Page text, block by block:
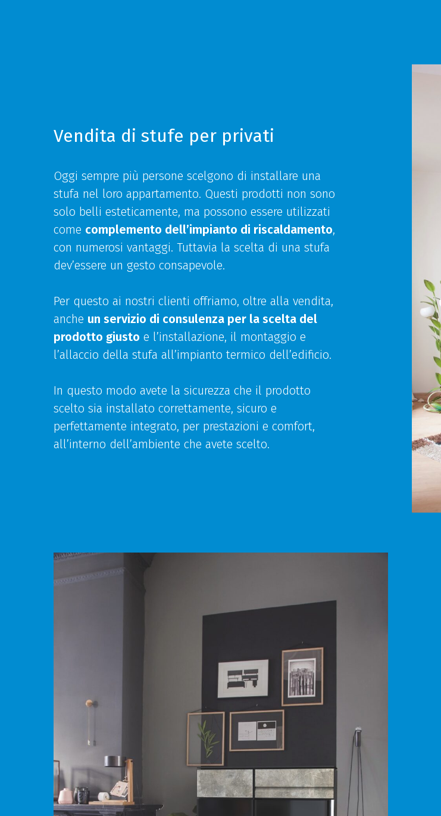
Vendita di stufe per privati
Oggi sempre più persone scelgono di installare una
stufa nel loro appartamento. Questi prodotti non sono
solo belli esteticamente, ma possono essere utilizzati
come complemento dell’impianto di riscaldamento,
con numerosi vantaggi. Tuttavia la scelta di una stufa
dev’essere un gesto consapevole.
Per questo ai nostri clienti offriamo, oltre alla vendita,
anche un servizio di consulenza per la scelta del
prodotto giusto e l’installazione, il montaggio e
l’allaccio della stufa all’impianto termico dell’edificio.
In questo modo avete la sicurezza che il prodotto
scelto sia installato correttamente, sicuro e
perfettamente integrato, per prestazioni e comfort,
all’interno dell’ambiente che avete scelto.